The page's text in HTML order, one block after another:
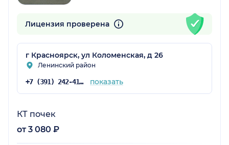
Лицензия проверена
г Красноярск, ул Коломенская, д 26
Ленинский район
+7 (391) 242-41-66 показать
КТ почек
от 3 080 ₽